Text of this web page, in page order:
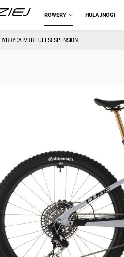
ROWERY HULAJNOGI
HYBRYDA MTB FULLSUSPENSION